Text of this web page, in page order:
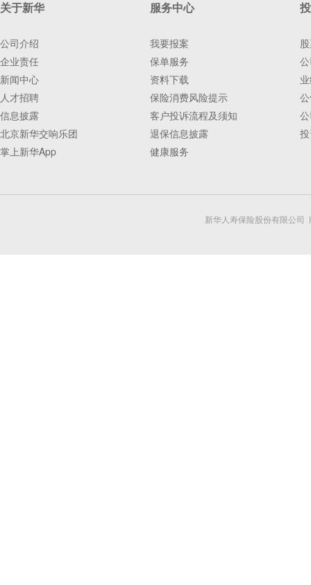
关于新华
公司介绍
企业责任
新闻中心
人才招聘
信息披露
北京新华交响乐团
掌上新华App
服务中心
我要报案
保单服务
资料下载
保险消费风险提示
客户投诉流程及须知
退保信息披露
健康服务
新华人寿保险股份有限公